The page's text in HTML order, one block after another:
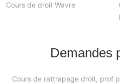
Cours de droit Wavre
Demandes
Cours de rattrapage droit, prof